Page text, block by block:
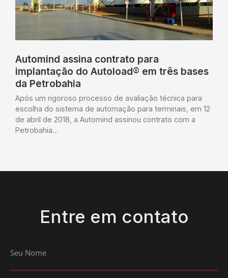
Automind assina contrato para
implantação do Autoload® em três bases
da Petrobahia
Após um rigoroso processo de avaliação técnica para
escolha do sistema de automação para terminais, em 12
de abril de 2018, a Automind assinou contrato com a
Petrobahia…
Entre em contato